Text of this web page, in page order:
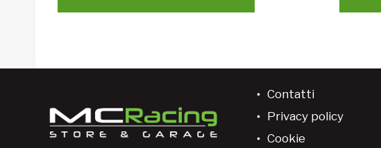
Contatti
Privacy policy
Cookie